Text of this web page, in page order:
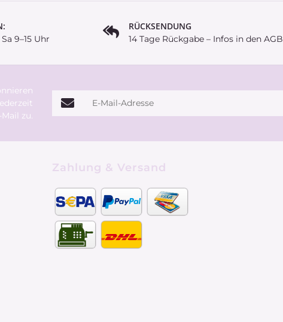
9–15 Uhr
RÜCKSENDUNG
14 Tage Rückgabe – Infos in den AGB
zu.
E-Mail-Adresse
Zahlung & Versand